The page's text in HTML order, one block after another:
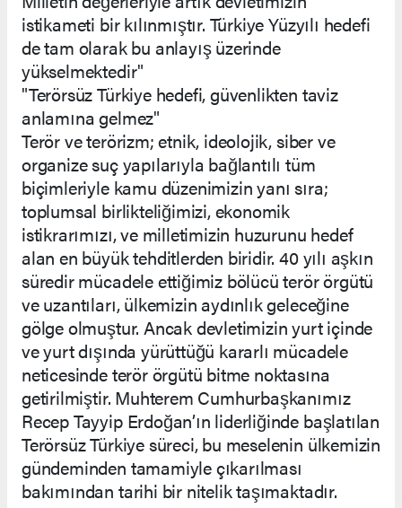
istikameti bir kılınmıştır. Türkiye Yüzyılı hedefi
de tam olarak bu anlayış üzerinde
yükselmektedir"
"Terörsüz Türkiye hedefi, güvenlikten taviz
anlamına gelmez"
Terör ve terörizm; etnik, ideolojik, siber ve
organize suç yapılarıyla bağlantılı tüm
biçimleriyle kamu düzenimizin yanı sıra;
toplumsal birlikteliğimizi, ekonomik
istikrarımızı, ve milletimizin huzurunu hedef
alan en büyük tehditlerden biridir. 40 yılı aşkın
süredir mücadele ettiğimiz bölücü terör örgütü
ve uzantıları, ülkemizin aydınlık geleceğine
gölge olmuştur. Ancak devletimizin yurt içinde
ve yurt dışında yürüttüğü kararlı mücadele
neticesinde terör örgütü bitme noktasına
getirilmiştir. Muhterem Cumhurbaşkanımız
Recep Tayyip Erdoğan’ın liderliğinde başlatılan
Terörsüz Türkiye süreci, bu meselenin ülkemizin
gündeminden tamamiyle çıkarılması
bakımından tarihi bir nitelik taşımaktadır.